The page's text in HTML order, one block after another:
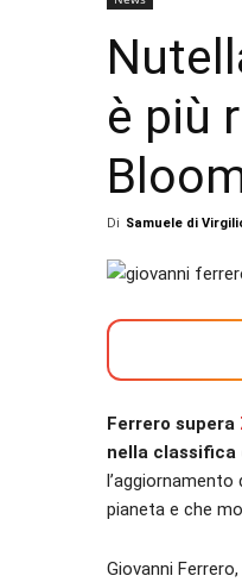
è più
Di Samuele di
Ferrero supera
nella classifica
l’aggiornamento
pianeta e che
Giovanni